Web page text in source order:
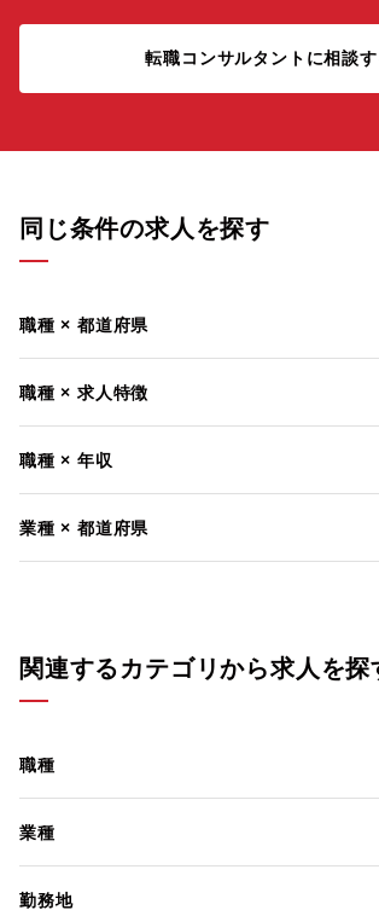
転職コンサルタントに相談す
同じ条件の求人を探す
職種 × 都道府県
職種 × 求人特徴
職種 × 年収
業種 × 都道府県
関連するカテゴリから求人を探
職種
業種
勤務地